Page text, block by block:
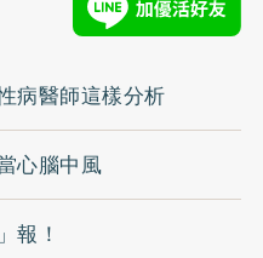
病醫師這樣分析
心腦中風
報！